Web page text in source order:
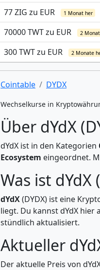
77 ZIG zu EUR 1 Monat her
70000 TWT zu EUR 2
300 TWT zu EUR 2 Monate
Cointable DYDX
Wechselkurse in
Über dYdX
dYdX ist in den Kategorien
Ecosystem eingeordnet.
Was ist dYdX
dYdX(DYDX) ist eine
liegt. Du kannst dYdX
stündlich aktualisiert.
Aktueller
Der aktuelle Preis von